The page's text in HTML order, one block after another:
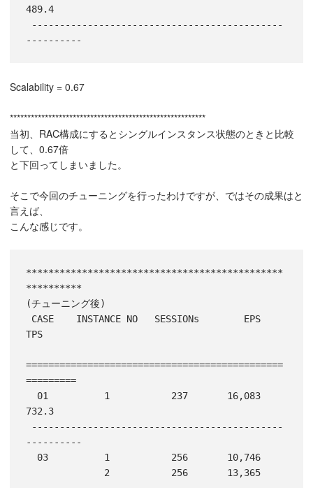
489.4
----------
Scalability = 0.67
********************************************************
当初、RAC構成にするとシングルインスタンス状態のときと比較
して、0.67倍
と下回ってしまいました。
そこで今回のチューニングを行ったわけですが、ではその成果はと
言えば、
こんな感じです。
**********************************************
**********
(チューニング後)
TPS
==============================================
=========
732.3
----------